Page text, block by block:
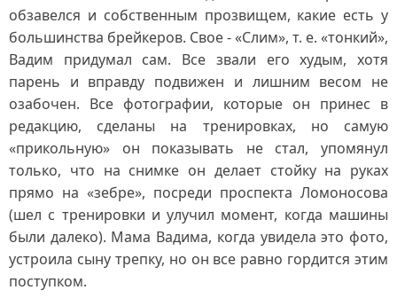
обзавелся и собственным прозвищем, какие есть у
большинства брейкеров. Свое - «Слим», т. е. «тонкий»,
Вадим придумал сам. Все звали его худым, хотя
парень и вправду подвижен и лишним весом не
озабочен. Все фотографии, которые он принес в
редакцию, сделаны на тренировках, но самую
«прикольную» он показывать не стал, упомянул
только, что на снимке он делает стойку на руках
прямо на «зебре», посреди проспекта Ломоносова
(шел с тренировки и улучил момент, когда машины
были далеко). Мама Вадима, когда увидела это фото,
устроила сыну трепку, но он все равно гордится этим
поступком.